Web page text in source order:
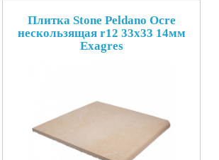
Плитка Stone Peldano Ocre
нескользящая r12 33x33 14мм
Exagres